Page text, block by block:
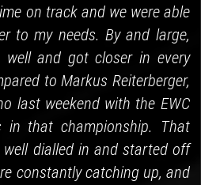
on track and we were able
to my needs. By and large,
and got closer in every
to Markus Reiterberger,
last weekend with the EWC
that championship. That
well dialled in and started off
constantly catching up, and